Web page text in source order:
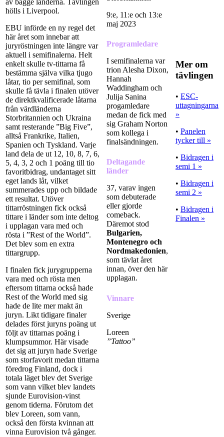
av bägge länderna. Tävlingen
hölls i Liverpool.
EBU införde en ny regel det
här året som innebar att
juryröstningen inte längre var
aktuell i semifinalerna. Helt
enkelt skulle tv-tittarna få
bestämma själva vilka tjugo
låtar, tio per semifinal, som
skulle få tävla i finalen utöver
de direktkvalificerade låtarna
från värdländerna
Storbritannien och Ukraina
samt resterande ”Big Five”,
alltså Frankrike, Italien,
Spanien och Tyskland. Varje
land dela de ut 12, 10, 8, 7, 6,
5, 4, 3, 2 och 1 poäng till tio
favoritbidrag, undantaget sitt
eget lands låt, vilket
summerades upp och bildade
ett resultat. Utöver
tittarröstningen fick också
tittare i länder som inte deltog
i upplagan vara med och
rösta i ”Rest of the World”.
Det blev som en extra
tittargrupp.
I finalen fick jurygrupperna
vara med och rösta men
eftersom tittarna också hade
Rest of the World med sig
hade de lite mer makt än
juryn. Likt tidigare finaler
delades först juryns poäng ut
följt av tittarnas poäng i
klumpsummor. Här visade
det sig att juryn hade Sverige
som storfavorit medan tittarna
föredrog Finland, dock i
totala läget blev det Sverige
som vann vilket blev landets
sjunde Eurovision-vinst
genom tiderna. Förutom det
blev Loreen, som vann,
också den första kvinnan att
vinna Eurovision två gånger.
9:e, 11:e och 13:e
maj 2023
Programledare
I semifinalerna var
trion Alesha Dixon,
Hannah
Waddingham och
Julija Sanina
progamledare
medan de fick med
sig Graham Norton
som kollega i
finalsändningen.
Deltagande
länder
37, varav ingen
som debuterade
eller gjorde
comeback.
Däremot stod
Bulgarien,
Montenegro och
Nordmakedonien,
som tävlat året
innan, över den här
upplagan.
Vinnare
Sverige
Loreen
”Tattoo”
Mer om
tävlingen
• ESC-
uttagningarna
»
• Panelen
tycker till »
• Bidragen i
semi 1 »
• Bidragen i
semi 2 »
• Bidragen i
Finalen »